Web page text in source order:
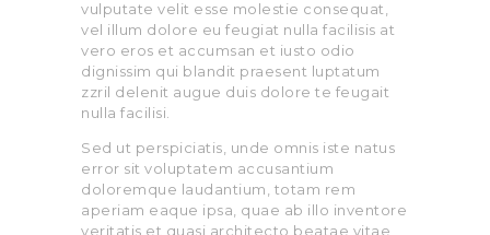
vulputate velit esse molestie consequat,
vel illum dolore eu feugiat nulla facilisis at
vero eros et accumsan et iusto odio
dignissim qui blandit praesent luptatum
zzril delenit augue duis dolore te feugait
nulla facilisi.
Sed ut perspiciatis, unde omnis iste natus
error sit voluptatem accusantium
doloremque laudantium, totam rem
aperiam eaque ipsa, quae ab illo inventore
veritatis et quasi architecto beatae vitae